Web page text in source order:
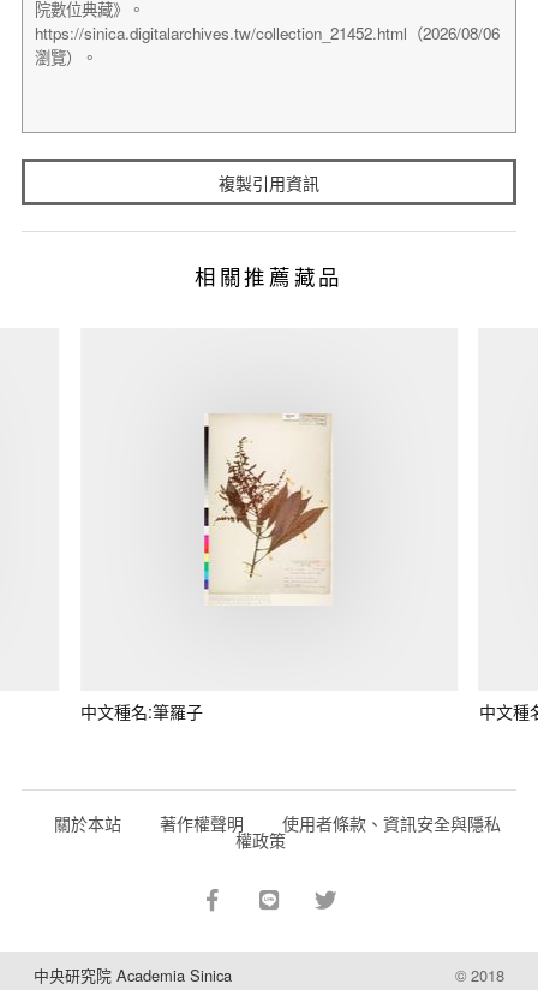
複製引用資訊
相關推薦藏品
中文種名:筆羅子 中文種
關於本站 著作權聲明 使用者條款、資訊安全與隱私
權政策
中央研究院 Academia Sinica © 2018